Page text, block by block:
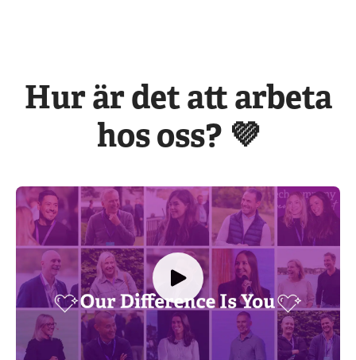
Hur är det att arbeta
hos oss? 💜